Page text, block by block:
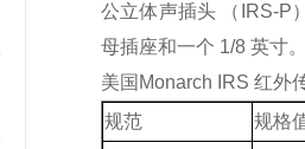
公立体声插头 （IRS-P
母插座和一个 1/8 英寸
美国 Monarch
IRS 红外
规范
规格